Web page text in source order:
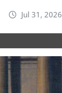
Jul 31, 2026